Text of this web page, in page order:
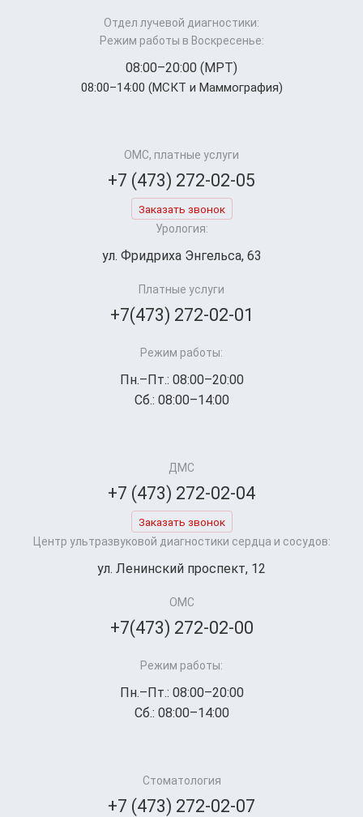
Отдел лучевой диагностики:
Режим работы в Воскресенье:
08:00–20:00 (МРТ)
08:00–14:00 (МСКТ и Маммография)
ОМС, платные услуги
+7 (473) 272-02-05
Заказать звонок
Урология:
ул. Фридриха Энгельса, 63
Платные услуги
+7(473) 272-02-01
Режим работы:
Пн.–Пт.: 08:00–20:00
Сб.: 08:00–14:00
ДМС
+7 (473) 272-02-04
Заказать звонок
Центр ультразвуковой диагностики сердца и сосудов:
ул. Ленинский проспект, 12
ОМС
+7(473) 272-02-00
Режим работы:
Пн.–Пт.: 08:00–20:00
Сб.: 08:00–14:00
Стоматология
+7 (473) 272-02-07